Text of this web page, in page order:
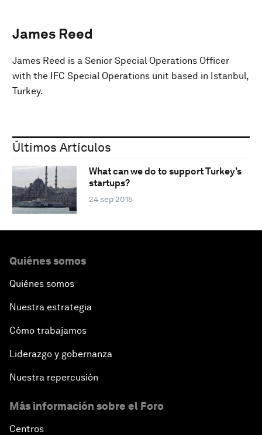
James Reed
James Reed is a Senior Special Operations Officer
with the IFC Special Operations unit based in Istanbul,
Turkey.
Últimos Artículos
What can we do to support Turkey’s
startups?
24 sep 2015
Quiénes somos
Quiénes somos
Nuestra estrategia
Cómo trabajamos
Liderazgo y gobernanza
Nuestra repercusión
Más información sobre el Foro
Centros